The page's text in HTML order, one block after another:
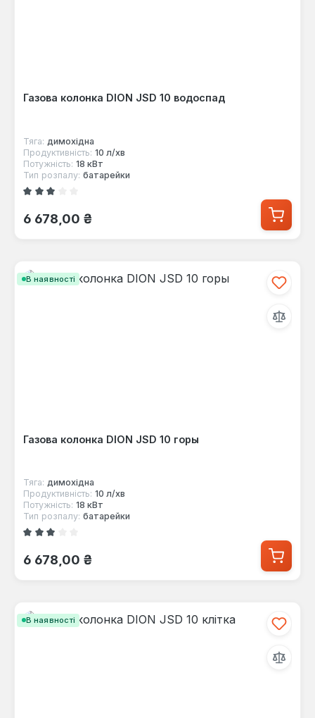
Газова колонка DION JSD 10 водоспад
Тяга: димохідна
Продуктивність: 10 л/хв
Потужність: 18 кВт
Тип розпалу: батарейки
Середня оцінка 3 з 5 зірок
Звичайна ціна:
6 678,00 ₴
В наявності
Газова колонка DION JSD 10 горы
Тяга: димохідна
Продуктивність: 10 л/хв
Потужність: 18 кВт
Тип розпалу: батарейки
Середня оцінка 3 з 5 зірок
Звичайна ціна:
6 678,00 ₴
В наявності